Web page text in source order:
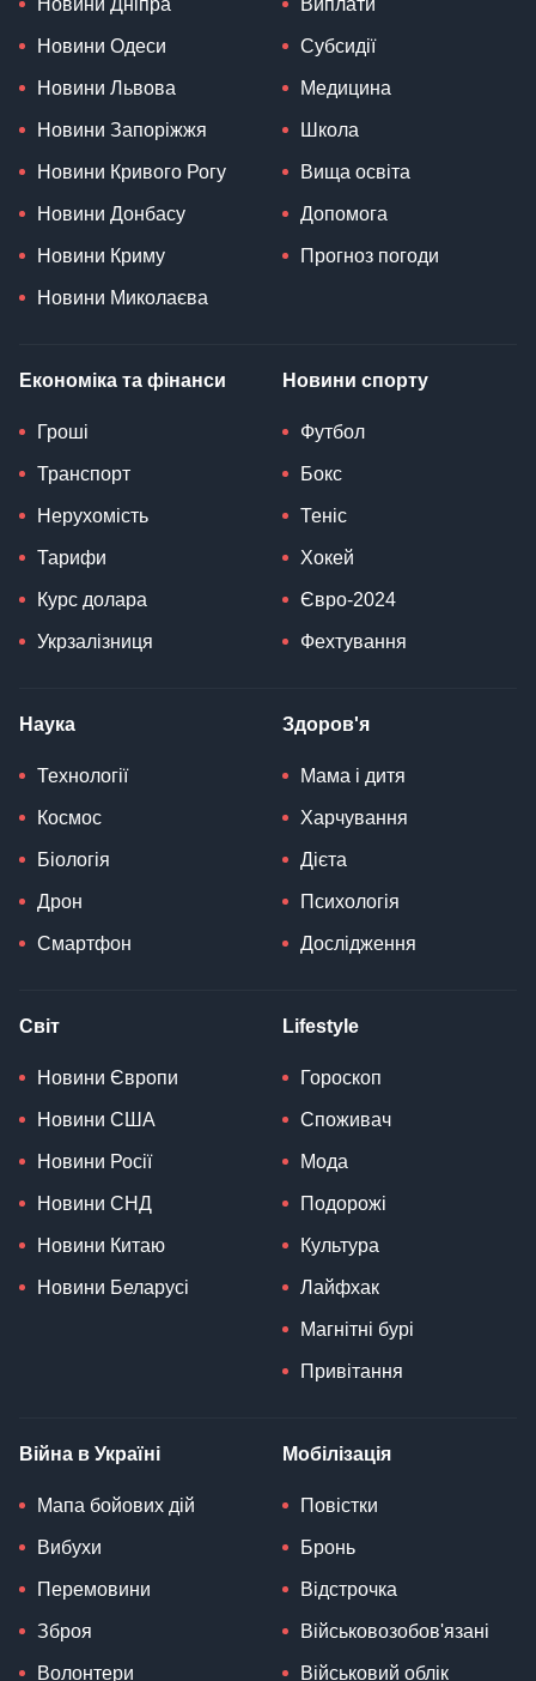
Новини Дніпра
Новини Одеси
Новини Львова
Новини Запоріжжя
Новини Кривого Рогу
Новини Донбасу
Новини Криму
Новини Миколаєва
Виплати
Субсидії
Медицина
Школа
Вища освіта
Допомога
Прогноз погоди
Економіка та фінанси
Гроші
Транспорт
Нерухомість
Тарифи
Курс долара
Укрзалізниця
Новини спорту
Футбол
Бокс
Теніс
Хокей
Євро-2024
Фехтування
Наука
Технології
Космос
Біологія
Дрон
Смартфон
Здоров'я
Мама і дитя
Харчування
Дієта
Психологія
Дослідження
Світ
Новини Європи
Новини США
Новини Росії
Новини СНД
Новини Китаю
Новини Беларусі
Lifestyle
Гороскоп
Споживач
Мода
Подорожі
Культура
Лайфхак
Магнітні бурі
Привітання
Війна в Україні
Мапа бойових дій
Вибухи
Перемовини
Зброя
Волонтери
Мобілізація
Повістки
Бронь
Відстрочка
Військовозобов'язані
Військовий облік